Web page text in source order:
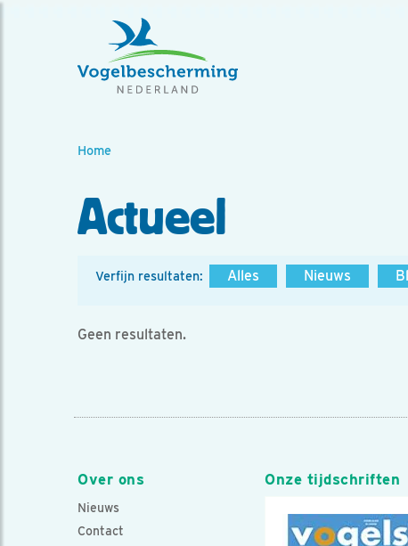
Home
Actueel
Verfijn resultaten: Alles Nieuws
Geen resultaten.
Over ons
Nieuws
Contact
Onze tijdschriften